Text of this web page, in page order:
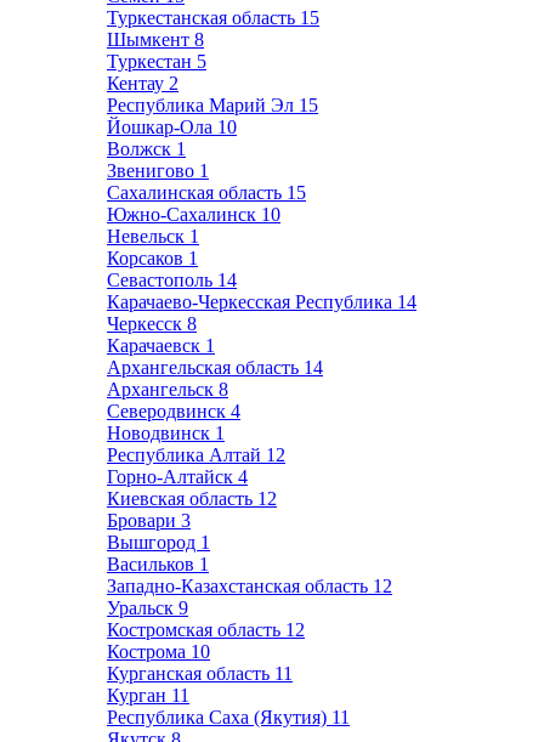
Туркестанская область 15
Шымкент 8
Туркестан 5
Кентау 2
Республика Марий Эл 15
Йошкар-Ола 10
Волжск 1
Звенигово 1
Сахалинская область 15
Южно-Сахалинск 10
Невельск 1
Корсаков 1
Севастополь 14
Карачаево-Черкесская Республика 14
Черкесск 8
Карачаевск 1
Архангельская область 14
Архангельск 8
Северодвинск 4
Новодвинск 1
Республика Алтай 12
Горно-Алтайск 4
Киевская область 12
Бровари 3
Вышгород 1
Васильков 1
Западно-Казахстанская область 12
Уральск 9
Костромская область 12
Кострома 10
Курганская область 11
Курган 11
Республика Саха (Якутия) 11